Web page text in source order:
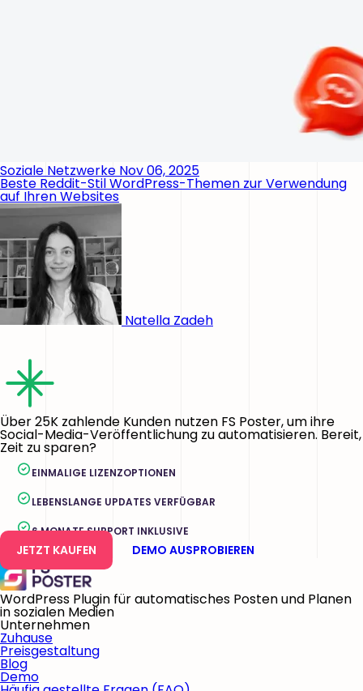
Soziale Netzwerke Nov 06, 2025
Beste Reddit-Stil WordPress-Themen zur Verwendung
auf Ihren Websites
Natella Zadeh
Über 25K zahlende Kunden nutzen FS Poster, um ihre
Social-Media-Veröffentlichung zu automatisieren. Bereit,
Zeit zu sparen?
EINMALIGE LIZENZOPTIONEN
LEBENSLANGE UPDATES VERFÜGBAR
6 MONATE SUPPORT INKLUSIVE
JETZT KAUFEN DEMO AUSPROBIEREN
WordPress Plugin für automatisches Posten und Planen
in sozialen Medien
Unternehmen
Zuhause
Preisgestaltung
Blog
Demo